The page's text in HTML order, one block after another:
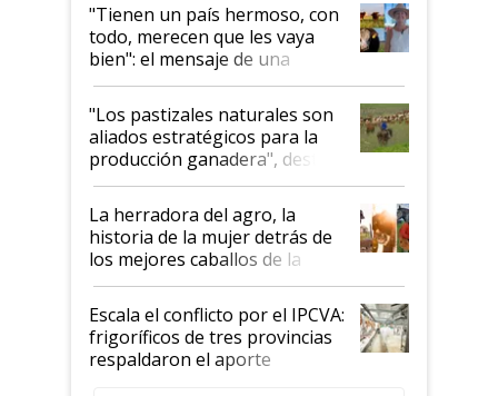
"Tienen un país hermoso, con
todo, merecen que les vaya
bien": el mensaje de una
ganadera uruguaya sobre las
oportunidades que se abren
para el agro en Argentina, con
foco en la carne
"Los pastizales naturales son
aliados estratégicos para la
producción ganadera", destaca
la iniciativa que ya reúne a 46
establecimientos en Argentina
La herradora del agro, la
historia de la mujer detrás de
los mejores caballos de la
Argentina y los mitos que
todavía hacen sufrir a estos
animales: "Mientras me
descalificaban, yo seguí
haciendo currículum"
Escala el conflicto por el IPCVA:
frigoríficos de tres provincias
respaldaron el aporte